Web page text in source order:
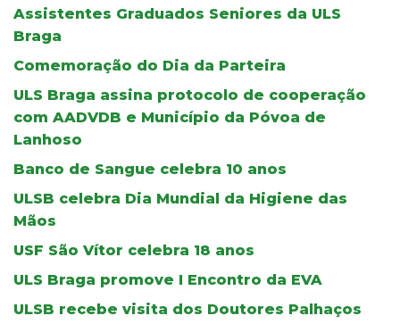
Assistentes Graduados Seniores da ULS
Braga
Comemoração do Dia da Parteira
ULS Braga assina protocolo de cooperação
com AADVDB e Município da Póvoa de
Lanhoso
Banco de Sangue celebra 10 anos
ULSB celebra Dia Mundial da Higiene das
Mãos
USF São Vítor celebra 18 anos
ULS Braga promove I Encontro da EVA
ULSB recebe visita dos Doutores Palhaços